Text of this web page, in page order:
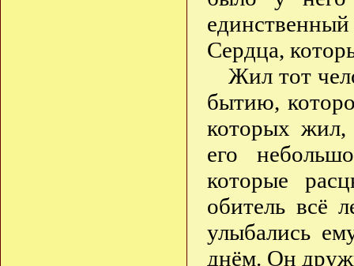
Сердца,
Жил тот
бытию,
которых жил,
его
которые
обитель всё
улыбались
днём. Он